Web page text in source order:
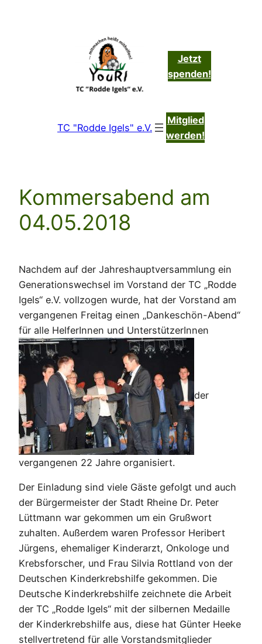
Jetzt
spenden!
TC "Rodde Igels" e.V.
Mitglied
werden!
Kommersabend am
04.05.2018
Nachdem auf der Jahreshauptversammlung ein
Generationswechsel im Vorstand der TC „Rodde
Igels“ e.V. vollzogen wurde, hat der Vorstand am
vergangenen Freitag einen „Dankeschön-Abend“
für alle HelferInnen und UnterstützerInnen
der
vergangenen 22 Jahre organisiert.
Der Einladung sind viele Gäste gefolgt und auch
der Bürgermeister der Stadt Rheine Dr. Peter
Lüttmann war gekommen um ein Grußwort
zuhalten. Außerdem waren Professor Heribert
Jürgens, ehemaliger Kinderarzt, Onkologe und
Krebsforscher, und Frau Silvia Rottland von der
Deutschen Kinderkrebshilfe gekommen. Die
Deutsche Kinderkrebshilfe zeichnete die Arbeit
der TC „Rodde Igels“ mit der silbernen Medaille
der Kinderkrebshilfe aus, diese hat Günter Heeke
stellvertretend für alle Vorstandsmitglieder